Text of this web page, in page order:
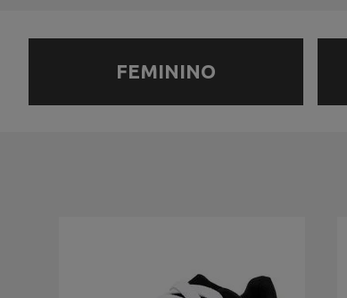
FEMININO